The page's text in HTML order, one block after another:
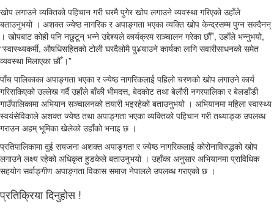
खोप लगाउने व्यक्तिको पहिचान गरी घरमै पुगेर खोप लगाउने व्यवस्था गरिएको उहाँले
बताउनुभयो । अशक्त ज्येष्ठ नागरिक र अपाङ्गता भएका व्यक्ति खोप केन्द्रसम्म पुग्न सक्दैनन्
। खोपबाट कोही पनि नछुटून् भन्ने उद्देश्यले कार्यक्रम सञ्चालन गरेका छौँ”, उहाँले भन्नुभयो,
“स्वास्थ्यकर्मी, औषधिसहितको टोली घरदैलोमै पु¥याउने कार्यका लागि सवारीसाधनको समेत
व्यवस्था मिलाएका छौँ ।”
पाँच पालिकाका अपाङ्गता भएका र ज्येष्ठ नागरिकलाई पहिलो चरणको खोप लगाउने कार्य
गरिसकिएको उल्लेख गर्दै उहाँले बाँकी भीमदत्त, बेदकोट तथा बेलौरी नगरपालिका र बेलडाँडी
गाउँपालिकामा अभियान सञ्चालनको तयारी भइरहेको बताउनुभयो । अभियानमा महिला स्वास्थ्य
स्वयंसेविकाले अशक्त ज्येष्ठ तथा अपाङ्गता भएका व्यक्तिको पहिचान गरी तथ्याङ्क उपलब्ध
गराउन अहम् भूमिका खेलेको उहाँको भनाइ छ ।
प्रतिपालिकामा दुई सयजना अशक्त अपाङ्गता र ज्येष्ठ नागरिकलाई कोरोनाविरुद्धको खोप
लगाउने लक्ष्य रहेको अधिकृत हुडकेले बताउनुभयो । उहाँका अनुसार अभियानमा प्राविधिक
सहयोग सर्वाङ्गीण अपाङ्गता विकास समाज नेपालले उपलब्ध गराएको छ ।
प्रतिक्रिया दिनुहोस !